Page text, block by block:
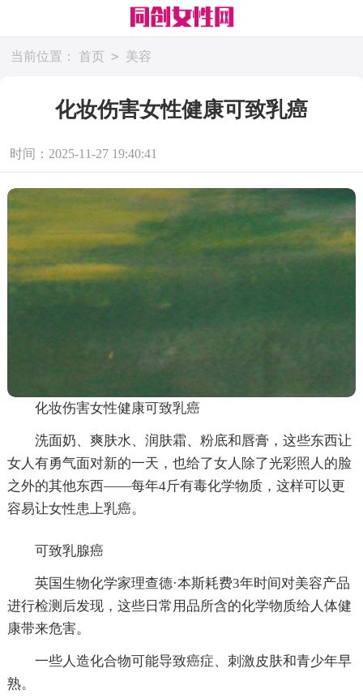
当前位置： 首页 > 美容
化妆伤害女性健康可致乳癌
时间：2025-11-27 19:40:41
化妆伤害女性健康可致乳癌
洗面奶、爽肤水、润肤霜、粉底和唇膏，这些东西让
女人有勇气面对新的一天，也给了女人除了光彩照人的脸
之外的其他东西——每年4斤有毒化学物质，这样可以更
容易让女性患上乳癌。
可致乳腺癌
英国生物化学家理查德·本斯耗费3年时间对美容产品
进行检测后发现，这些日常用品所含的化学物质给人体健
康带来危害。
一些人造化合物可能导致癌症、刺激皮肤和青少年早
熟。